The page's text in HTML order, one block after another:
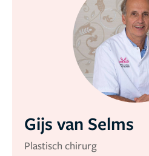
Gijs van Selms
Plastisch chirurg